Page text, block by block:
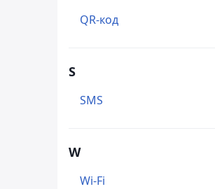
QR-код
S
SMS
W
Wi-Fi